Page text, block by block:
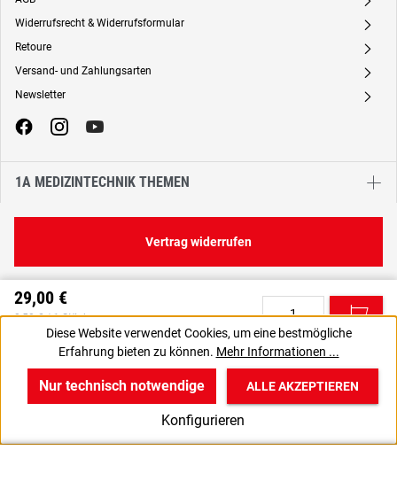
29,00 €
0,58 € / 1 Stück
34,51 € inkl. MwSt., | zzgl. Versand
C
Widerrufsrecht & Widerrufsformular A
Retoure A
Versand- und Zahlungsarten A
Newsletter A
1A MEDIZINTECHNIK THEMEN
Vertrag widerrufen
Diese Website verwendet Cookies, um eine bestmögliche
Erfahrung bieten zu können. Mehr Informationen ...
Nur technisch notwendige
Konfigurieren
ALLE AKZEPTIEREN
v
Produkte
B